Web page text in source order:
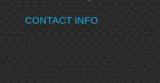
CONTACT INFO